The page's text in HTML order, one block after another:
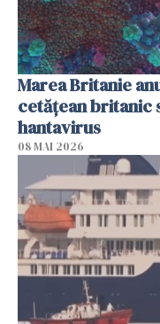
Marea Britanie
cetăţean britanic
hantavirus
08 MAI 2026